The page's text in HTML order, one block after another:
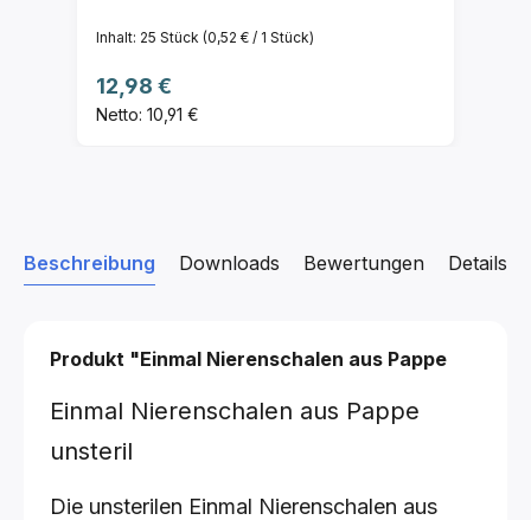
Inhalt: 25 Stück (0,52 € / 1 Stück)
Regulärer Preis:
12,98 €
Netto: 10,91 €
Beschreibung Downloads Details
Bewertungen
Produkt "Einmal Nierenschalen aus Pappe
Einmal Nierenschalen aus Pappe
unsteril
Die unsterilen Einmal Nierenschalen aus